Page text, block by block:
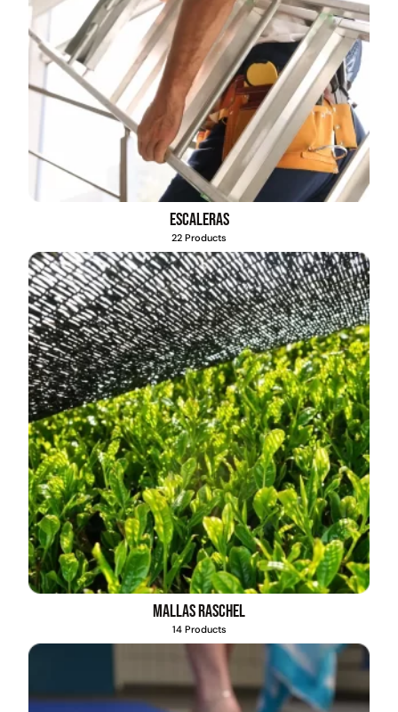
Escaleras
22 Products
Mallas Raschel
14 Products